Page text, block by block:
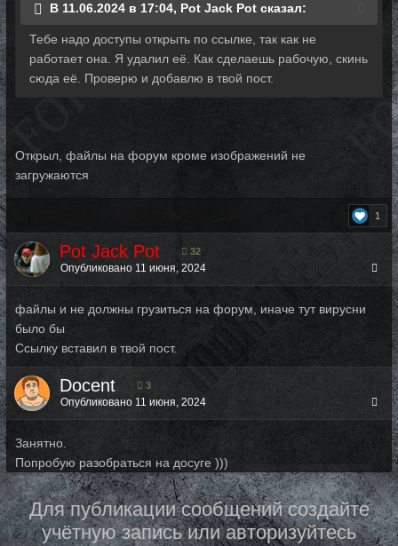
В 11.06.2024 в 17:04, Pot Jack Pot сказал:
Тебе надо доступы открыть по ссылке, так как не
работает она. Я удалил её. Как сделаешь рабочую, скинь
сюда её. Проверю и добавлю в твой пост.
Открыл, файлы на форум кроме изображений не
загружаются
1
Pot Jack Pot 32
Опубликовано 11 июня, 2024
файлы и не должны грузиться на форум, иначе тут вирусни
было бы
Ссылку вставил в твой пост.
Docent 3
Опубликовано 11 июня, 2024
Занятно.
Попробую разобраться на досуге )))
Для публикации сообщений создайте
учётную запись или авторизуйтесь